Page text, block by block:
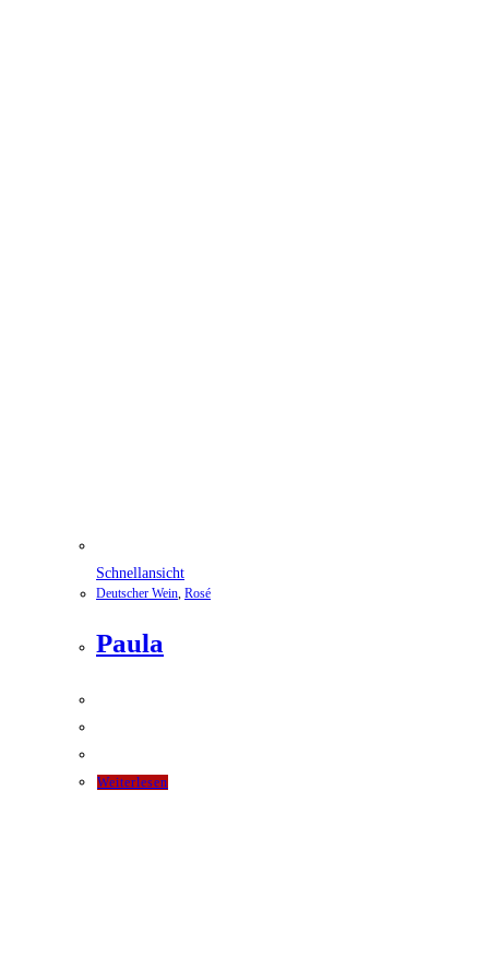
Schnellansicht
Deutscher Wein, Rosé
Paula
Weiterlesen